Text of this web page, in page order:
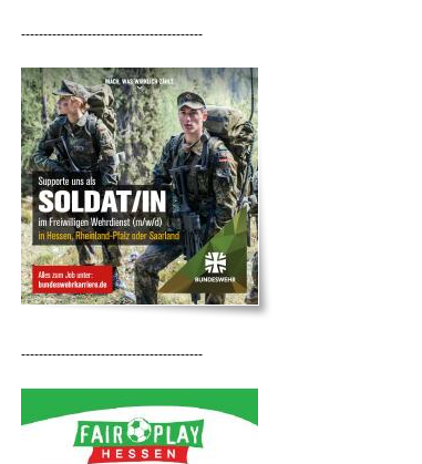
-----------------------------------------
-----------------------------------------